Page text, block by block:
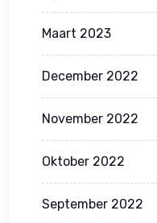
Maart 2023
December 2022
November 2022
Oktober 2022
September 2022